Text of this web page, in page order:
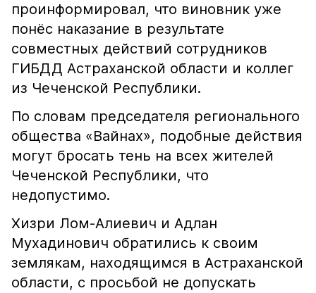
проинформировал, что виновник уже
понёс наказание в результате
совместных действий сотрудников
ГИБДД Астраханской области и коллег
из Чеченской Республики.
По словам председателя регионального
общества «Вайнах», подобные действия
могут бросать тень на всех жителей
Чеченской Республики, что
недопустимо.
Хизри Лом-Алиевич и Адлан
Мухадинович обратились к своим
землякам, находящимся в Астраханской
области, с просьбой не допускать